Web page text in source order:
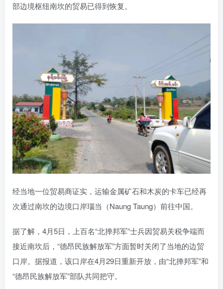
部边境枢纽南坎的贸易已得到恢复。
经当地一位贸易商证实，运输金属矿石和木炭的卡车已经再
次通过南坎的边境口岸瑙当（Naung Taung）前往中国。
据了解，4月5日，上百名“北掸邦军”士兵因贸易关税争端而
接近南坎后，“德昂民族解放军”方面暂时关闭了当地的边贸
口岸。据报道，该口岸在4月29日重新开放，由“北掸邦军”和
“德昂民族解放军”部队共同把守。